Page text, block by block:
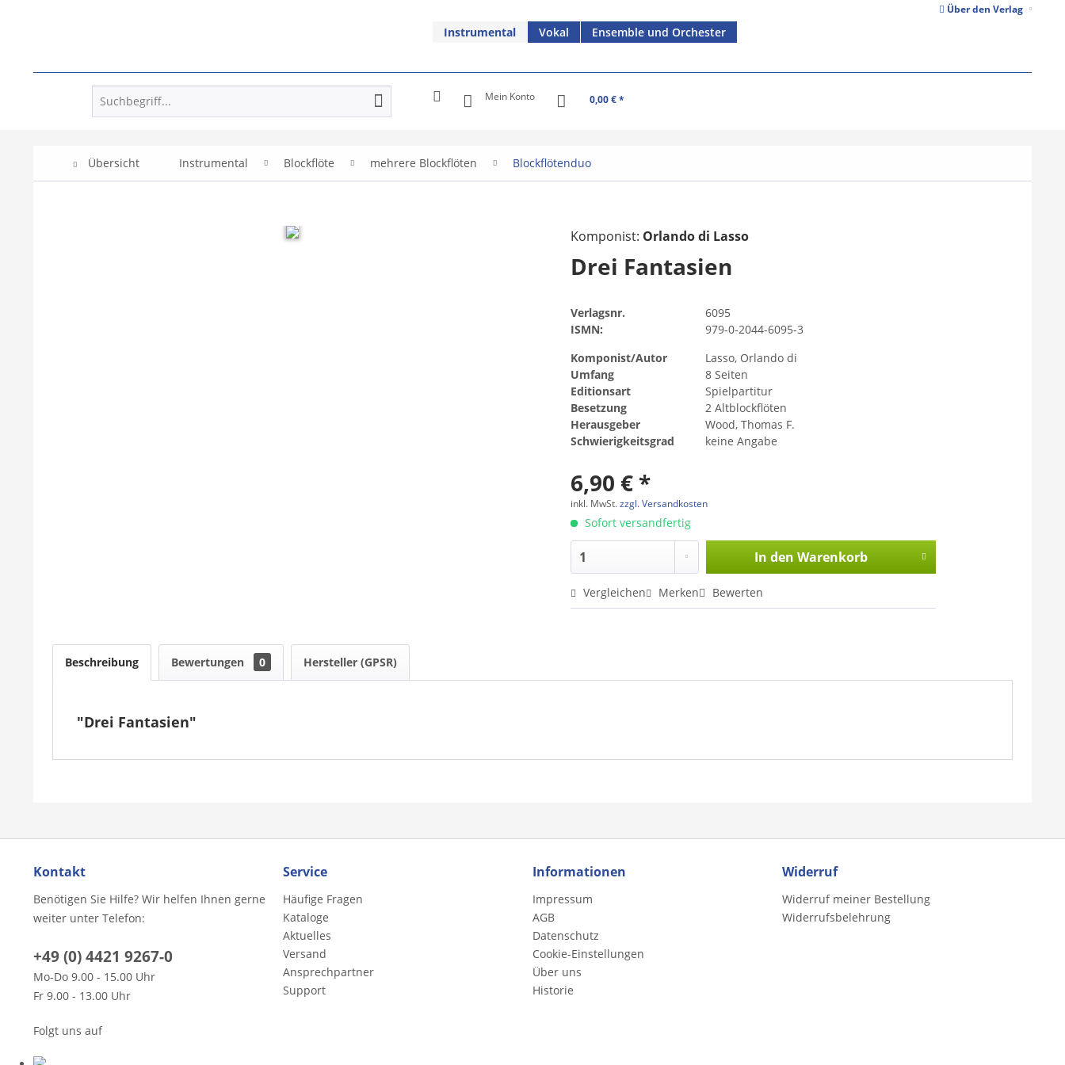
Über den Verlag
Instrumental Vokal Ensemble und Orchester
Mein Konto 0,00 € *
Übersicht Instrumental Blockflöte mehrere Blockflöten Blockflötenduo
Komponist: Orlando di Lasso
Drei Fantasien
Verlagsnr.
6095
ISMN:
979-0-2044-6095-3
Komponist/Autor
Lasso, Orlando di
Umfang
8 Seiten
Editionsart
Spielpartitur
Besetzung
2 Altblockflöten
Herausgeber
Wood, Thomas F.
Schwierigkeitsgrad
keine Angabe
6,90 € *
inkl. MwSt.zzgl. Versandkosten
Sofort versandfertig
In den Warenkorb
Vergleichen Merken Bewerten
Beschreibung Bewertungen 0 Hersteller (GPSR)
"Drei Fantasien"
Kontakt
Benötigen Sie Hilfe? Wir helfen Ihnen gerne
weiter unter Telefon:
+49 (0) 4421 9267-0
Mo-Do 9.00 - 15.00 Uhr
Fr 9.00 - 13.00 Uhr
Folgt uns auf
Service
Häufige Fragen
Kataloge
Aktuelles
Versand
Ansprechpartner
Support
Informationen
Impressum
AGB
Datenschutz
Cookie-Einstellungen
Über uns
Historie
Widerruf
Widerruf meiner Bestellung
Widerrufsbelehrung